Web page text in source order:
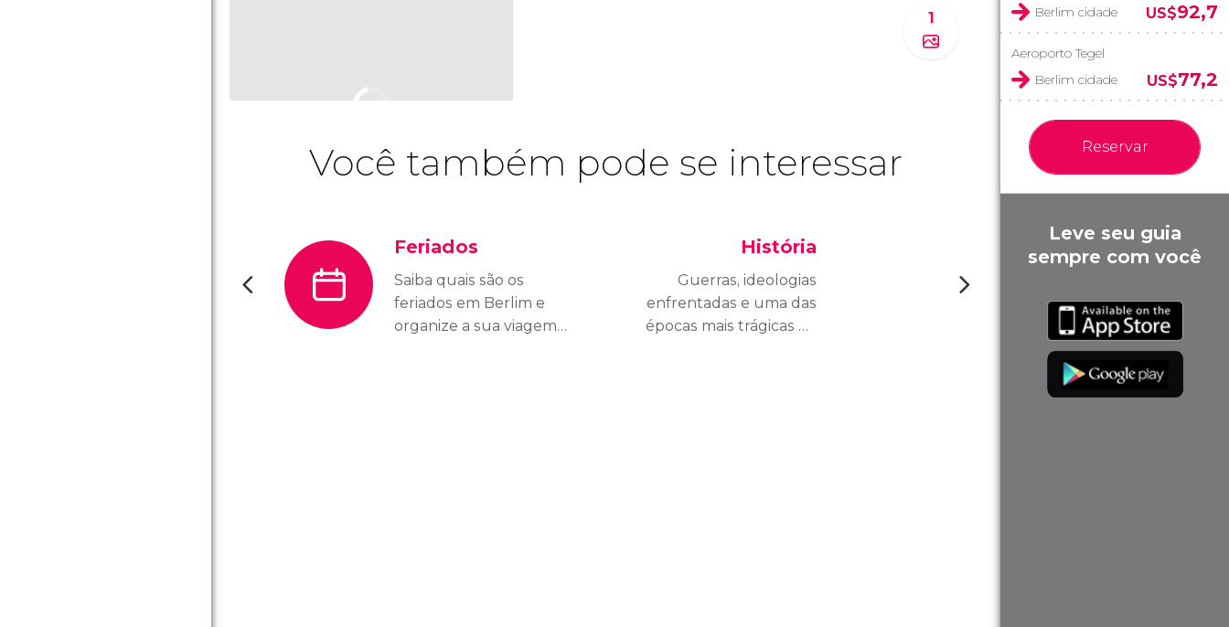
1
Você também pode se interessar
Feriados
Saiba quais são os
feriados em Berlim e
organize a sua viagem
História
Guerras, ideologias
enfrentadas e uma das
épocas mais trágicas da
Berlim cidade
US$92,7
Aeroporto Tegel
Berlim cidade
US$77,2
Reservar
Leve seu guia
sempre com você